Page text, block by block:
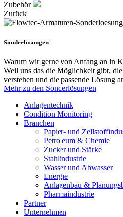
Zubehör
Zurück
Sonderlösungen
Warum wir gerne von Anfang an in
Weil uns das die Möglichkeit gibt,
verstehen und die passende Lösung
Mehr zu den Sonderlösungen
Anlagentechnik
Condition Monitoring
Branchen
Papier- und
Petroleum & Chemie
Zucker und Stärke
Stahlindustrie
Wasser und Abwasser
Energie
Anlagenbau &
Pharmaindustrie
Partner
Unternehmen